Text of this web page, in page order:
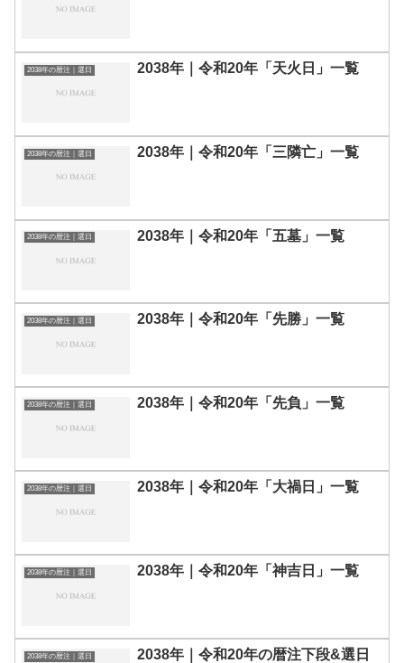
2038年の暦注｜選日 2038年｜令和20年「天火日」一覧
2038年の暦注｜選日 2038年｜令和20年「三隣亡」一覧
2038年の暦注｜選日 2038年｜令和20年「五墓」一覧
2038年の暦注｜選日 2038年｜令和20年「先勝」一覧
2038年の暦注｜選日 2038年｜令和20年「先負」一覧
2038年の暦注｜選日 2038年｜令和20年「大禍日」一覧
2038年の暦注｜選日 2038年｜令和20年「神吉日」一覧
2038年の暦注｜選日 2038年｜令和20年の暦注下段&選日